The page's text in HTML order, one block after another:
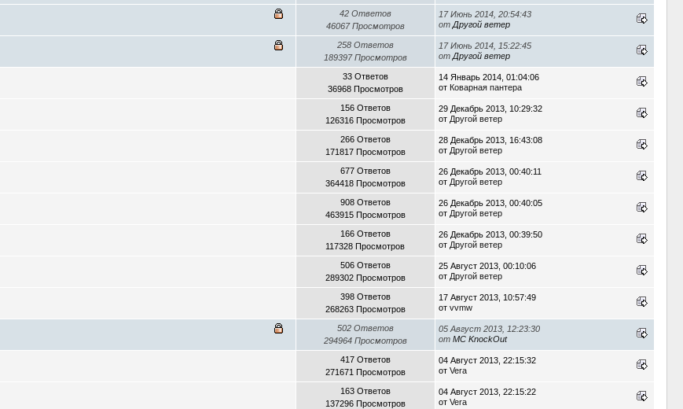
42 Ответов
46067 Просмотров
17 Июнь 2014, 20:54:43
от Другой ветер
258 Ответов
189397 Просмотров
17 Июнь 2014, 15:22:45
от Другой ветер
33 Ответов
36968 Просмотров
14 Январь 2014, 01:04:06
от Коварная пантера
156 Ответов
126316 Просмотров
29 Декабрь 2013, 10:29:32
от Другой ветер
266 Ответов
171817 Просмотров
28 Декабрь 2013, 16:43:08
от Другой ветер
677 Ответов
364418 Просмотров
26 Декабрь 2013, 00:40:11
от Другой ветер
908 Ответов
463915 Просмотров
26 Декабрь 2013, 00:40:05
от Другой ветер
166 Ответов
117328 Просмотров
26 Декабрь 2013, 00:39:50
от Другой ветер
506 Ответов
289302 Просмотров
25 Август 2013, 00:10:06
от Другой ветер
398 Ответов
268263 Просмотров
17 Август 2013, 10:57:49
от vvmw
502 Ответов
294964 Просмотров
05 Август 2013, 12:23:30
от MC KnockOut
417 Ответов
271671 Просмотров
04 Август 2013, 22:15:32
от Vera
163 Ответов
137296 Просмотров
04 Август 2013, 22:15:22
от Vera